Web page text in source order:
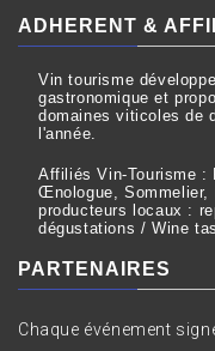
ADHERENT &
Vin tourisme
gastronomique et
domaines viticoles de
l'année.
Affiliés Vin-Tourisme :
Œnologue, Sommelier,
producteurs locaux :
dégustations / Wine
PARTENAIRES
Chaque événement